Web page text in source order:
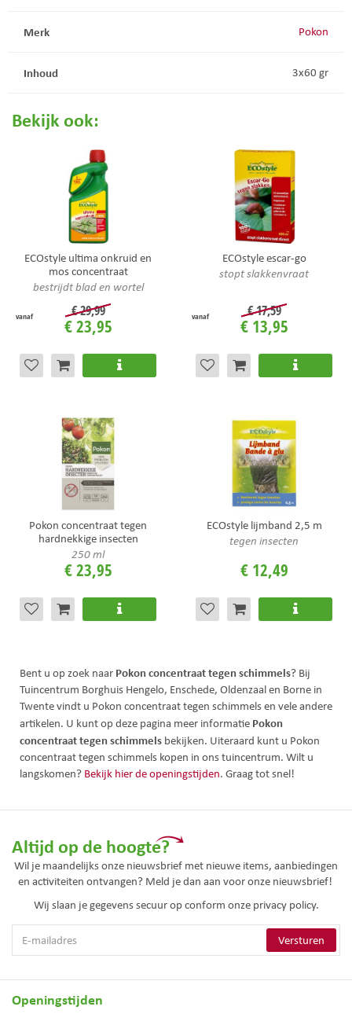
Merk Pokon
Inhoud 3x60 gr
Bekijk ook:
ECOstyle ultima onkruid en
mos concentraat
bestrijdt blad en wortel
vanaf €29,99
€23,95
ECOstyle escar-go
stopt slakkenvraat
vanaf €17,59
€ 13,95
Pokon concentraat tegen
hardnekkige insecten
250 ml
€23,95
ECOstyle lijmband 2,5 m
tegen insecten
€ 12,49
Bent u op zoek naar Pokon concentraat tegen schimmels? Bij
Tuincentrum Borghuis Hengelo, Enschede, Oldenzaal en Borne in
Twente vindt u Pokon concentraat tegen schimmels en vele andere
artikelen. U kunt op deze pagina meer informatie Pokon
concentraat tegen schimmels bekijken. Uiteraard kunt u Pokon
concentraat tegen schimmels kopen in ons tuincentrum. Wilt u
langskomen? Bekijk hier de openingstijden. Graag tot snel!
Altijd op de hoogte?
Wil je maandelijks onze nieuwsbrief met nieuwe items, aanbiedingen
en activiteiten ontvangen? Meld je dan aan voor onze nieuwsbrief!
Wij slaan je gegevens secuur op conform onze privacy policy.
Openingstijden